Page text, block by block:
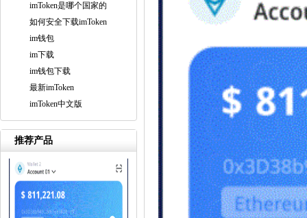
imToken是哪个国家的
如何安全下载imToken
im钱包
im下载
im钱包下载
最新imToken
imToken中文版
推荐产品